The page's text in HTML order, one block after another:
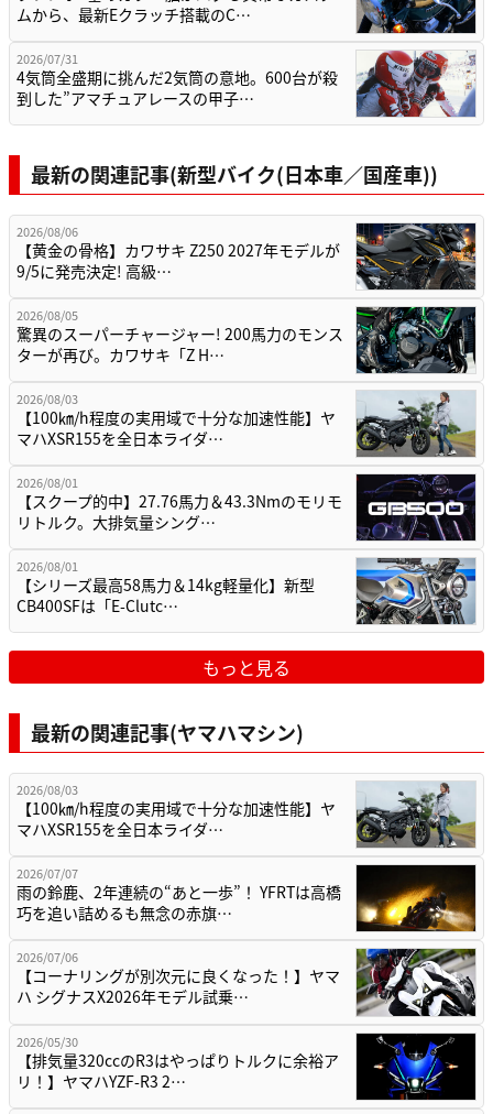
ムから、最新Eクラッチ搭載のC…
2026/07/31
4気筒全盛期に挑んだ2気筒の意地。600台が殺
到した”アマチュアレースの甲子…
最新の関連記事(新型バイク(日本車／国産車))
2026/08/06
【黄金の骨格】カワサキ Z250 2027年モデルが
9/5に発売決定! 高級…
2026/08/05
驚異のスーパーチャージャー! 200馬力のモンス
ターが再び。カワサキ「Z H…
2026/08/03
【100㎞/h程度の実用域で十分な加速性能】ヤ
マハXSR155を全日本ライダ…
2026/08/01
【スクープ的中】27.76馬力＆43.3Nmのモリモ
リトルク。大排気量シング…
2026/08/01
【シリーズ最高58馬力＆14kg軽量化】新型
CB400SFは「E-Clutc…
もっと見る
最新の関連記事(ヤマハマシン)
2026/08/03
【100㎞/h程度の実用域で十分な加速性能】ヤ
マハXSR155を全日本ライダ…
2026/07/07
雨の鈴鹿、2年連続の“あと一歩”！ YFRTは高橋
巧を追い詰めるも無念の赤旗…
2026/07/06
【コーナリングが別次元に良くなった！】ヤマ
ハ シグナスX2026年モデル試乗…
2026/05/30
【排気量320ccのR3はやっぱりトルクに余裕ア
リ！】ヤマハYZF-R3 2…